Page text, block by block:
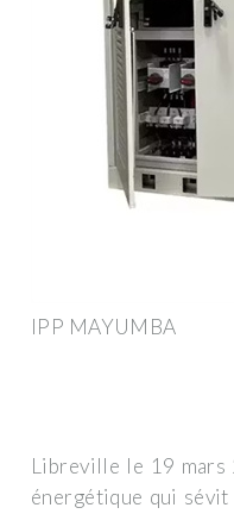
IPP MAYUMBA
Libreville le 19 mars
énergétique qui